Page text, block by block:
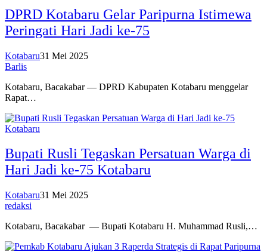
DPRD Kotabaru Gelar Paripurna Istimewa
Peringati Hari Jadi ke-75
Kotabaru31 Mei 2025
Barlis
Kotabaru, Bacakabar — DPRD Kabupaten Kotabaru menggelar
Rapat…
Bupati Rusli Tegaskan Persatuan Warga di
Hari Jadi ke-75 Kotabaru
Kotabaru31 Mei 2025
redaksi
Kotabaru, Bacakabar — Bupati Kotabaru H. Muhammad Rusli,…